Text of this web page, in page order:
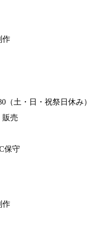
作
（土・日・祝祭日休み）
販売
保守
作